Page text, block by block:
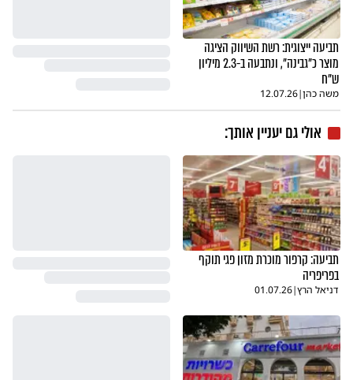
תביעה ייצוגית: רשת השיווק הציגה
מוצר כ"גבינה", ונתבעה ב-2.3 מיליון
ש"ח
משה כהן|
12.07.26
אולי גם יעניין אותך:
תביעה: קרפור מוכרת מזון פגי תוקף
בפריפריה
דניאל הרץ|
01.07.26